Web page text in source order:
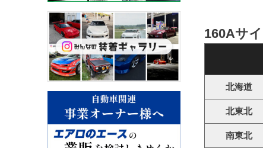
160Aサ
北海道
北東北
南東北